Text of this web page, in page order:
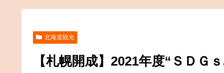
北海道観光
【札幌開成】2021年度“ＳＤＧ